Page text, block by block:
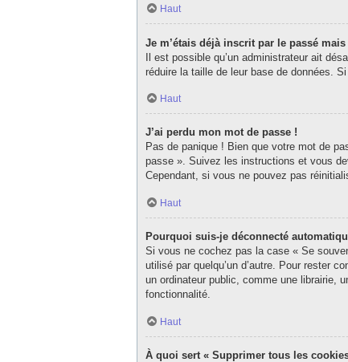
Haut
Je m’étais déjà inscrit par le passé
Il est possible qu’un administrateur ait
réduire la taille de leur base de données.
Haut
J’ai perdu mon mot de passe !
Pas de panique ! Bien que votre mot de
passe ». Suivez les instructions et vous
Cependant, si vous ne pouvez pas
Haut
Pourquoi suis-je déconnecté
Si vous ne cochez pas la case « Se
utilisé par quelqu’un d’autre. Pour rester
un ordinateur public, comme une librairie,
fonctionnalité.
Haut
À quoi sert « Supprimer tous les